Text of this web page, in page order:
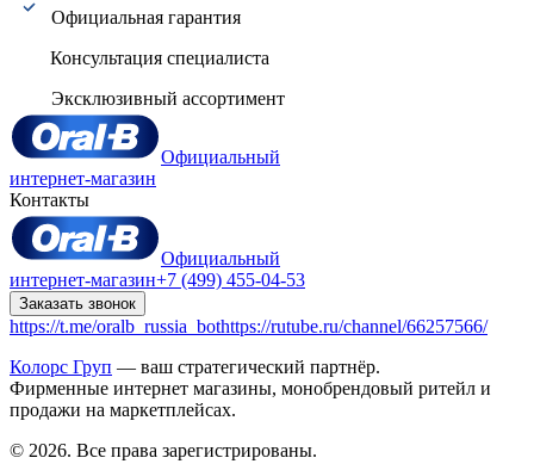
Официальная гарантия
Консультация специалиста
Эксклюзивный ассортимент
Официальный
интернет-магазин
Контакты
Официальный
интернет-магазин+7 (499) 455-04-53
Заказать звонок
https://t.me/oralb_russia_bothttps://rutube.ru/channel/66257566/
Колорс Груп — ваш стратегический партнёр.
Фирменные интернет магазины, монобрендовый ритейл и
продажи на маркетплейсах.
© 2026. Все права зарегистрированы.